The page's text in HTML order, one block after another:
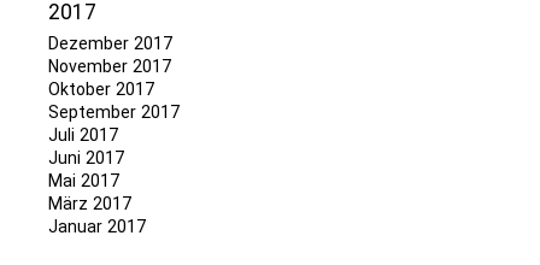
2017
Dezember 2017
November 2017
Oktober 2017
September 2017
Juli 2017
Juni 2017
Mai 2017
März 2017
Januar 2017